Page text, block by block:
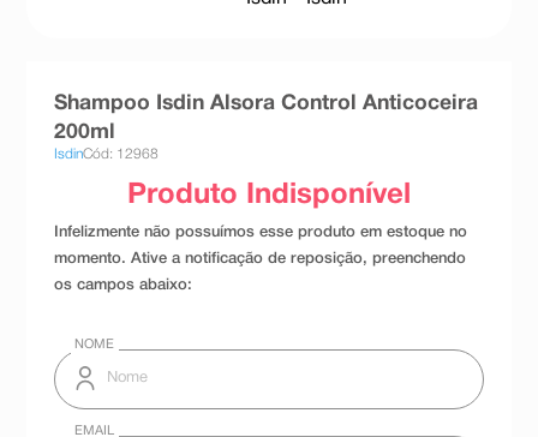
absorvente
ºshampoo
Shampoo Isdin Alsora Control Anticoceira
200ml
IsdinCód: 12968